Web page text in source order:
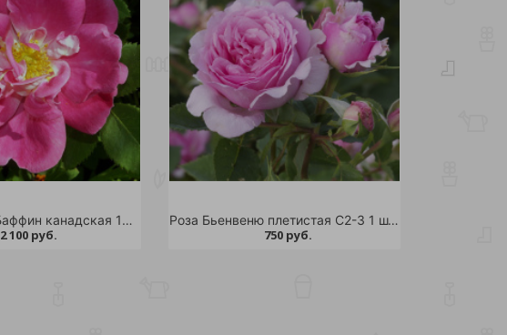
Роза Вильям Баффин канадская 1шт С7,5/William Baffin
2 100 руб.
Роза Бьенвеню плетистая С2-3 1 шт /12
750 руб.